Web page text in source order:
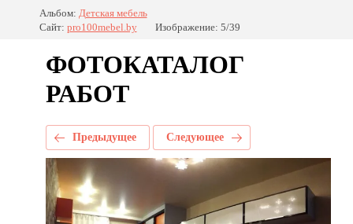
Альбом: Детская мебель
Сайт: pro100mebel.by Изображение: 5/39
ФОТОКАТАЛОГ
РАБОТ
Предыдущее Следующее